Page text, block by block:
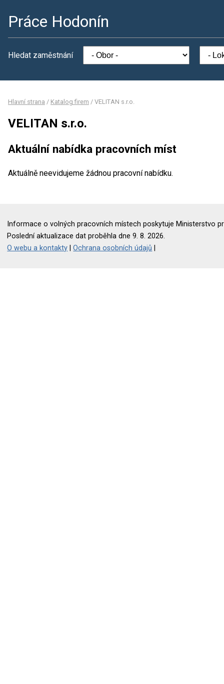
Práce Hodonín
Hledat zaměstnání
Hlavní strana / Katalog firem / VELITAN s.r.o.
VELITAN s.r.o.
Aktuální nabídka pracovních míst
Aktuálně neevidujeme žádnou pracovní nabídku.
Informace o volných pracovních místech poskytuje Ministerstvo
Poslední aktualizace dat proběhla dne 9. 8. 2026.
O webu a kontakty |Ochrana osobních údajů